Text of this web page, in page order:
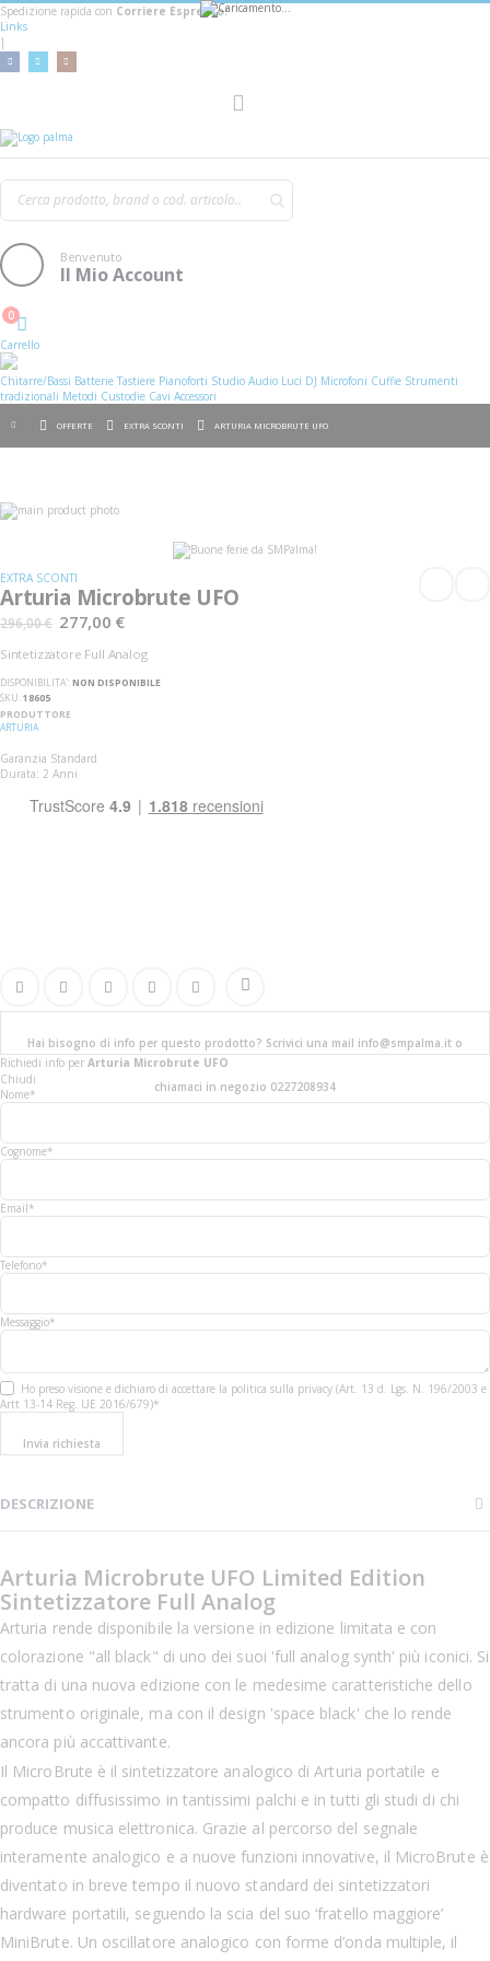
Spedizione rapida con Corriere Espresso!
Links
|
Benvenuto
Il Mio Account
Cart
0
Carrello
Chitarre/Bassi Batterie Tastiere Pianoforti Studio Audio Luci DJ Microfoni Cuffie Strumenti
tradizionali Metodi Custodie Cavi Accessori
OFFERTE EXTRA SCONTI ARTURIA MICROBRUTE UFO
Vai
alla
galleria
di
immagini
galleria
di
immagini
EXTRA SCONTI
Arturia Microbrute UFO
296,00 € 277,00 €
Sintetizzatore Full Analog
DISPONIBILITA':NON DISPONIBILE
SKU 18605
PRODUTTORE
ARTURIA
Garanzia Standard
Durata: 2 Anni
Hai bisogno di info per questo prodotto? Scrivici una mail info@smpalma.it o
chiamaci in negozio 0227208934
Richiedi info per Arturia Microbrute UFO
Chiudi
Nome*
Cognome*
Email*
Telefono*
Messaggio*
Ho preso visione e dichiaro di accettare la politica sulla privacy (Art. 13 d. Lgs. N. 196/2003 e
Artt 13-14 Reg. UE 2016/679)*
Invia richiesta
DESCRIZIONE
Arturia Microbrute UFO Limited Edition
Sintetizzatore Full Analog
Arturia rende disponibile la versione in edizione limitata e con
colorazione "all black" di uno dei suoi 'full analog synth' più iconici. Si
tratta di una nuova edizione con le medesime caratteristiche dello
strumento originale, ma con il design 'space black' che lo rende
ancora più accattivante.
Il MicroBrute è il sintetizzatore analogico di Arturia portatile e
compatto diffusissimo in tantissimi palchi e in tutti gli studi di chi
produce musica elettronica. Grazie al percorso del segnale
interamente analogico e a nuove funzioni innovative, il MicroBrute è
diventato in breve tempo il nuovo standard dei sintetizzatori
hardware portatili, seguendo la scia del suo ‘fratello maggiore’
MiniBrute. Un oscillatore analogico con forme d’onda multiple, il